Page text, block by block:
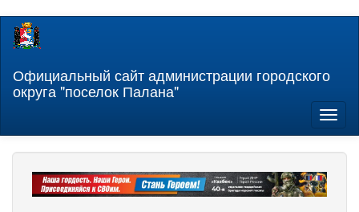
Перейти
содержанию
Официальный сайт администрации городского
округа "поселок Палана"